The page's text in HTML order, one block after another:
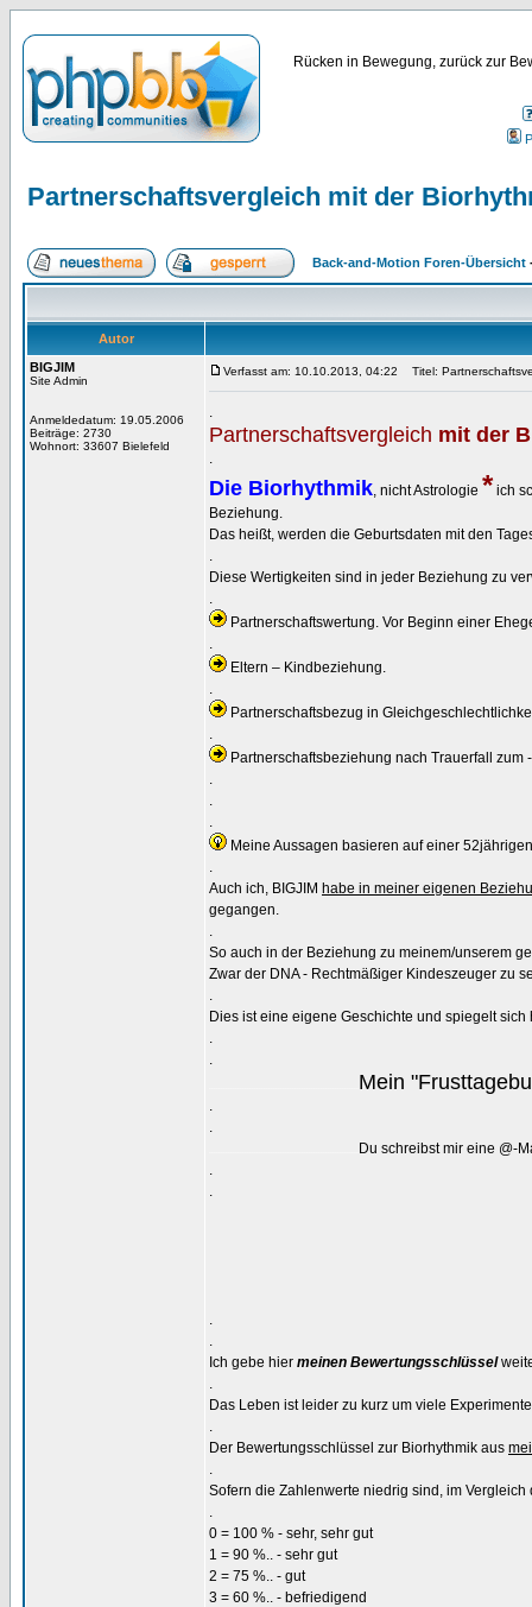
Rücken in Bewegung, zurück zur
Partnerschaftsvergleich mit der
Back-and-Motion Foren-Übersicht
Autor
BIGJIM
Site Admin
Anmeldedatum: 19.05.2006
Beiträge: 2730
Wohnort: 33607 Bielefeld
Verfasst am: 10.10.2013, 04:22 Titel:
.
Partnerschaftsvergleich mit der
.
Die Biorhythmik, nicht Astrologie * ich
Beziehung.
Das heißt, werden die Geburtsdaten mit den
.
Diese Wertigkeiten sind in jeder Beziehung zu
.
Partnerschaftswertung. Vor Beginn einer
.
Eltern – Kindbeziehung.
.
Partnerschaftsbezug in
.
Partnerschaftsbeziehung nach Trauerfall
.
.
.
Meine Aussagen basieren auf einer
.
Auch ich, BIGJIM habe in meiner eigenen
gegangen.
.
So auch in der Beziehung zu meinem/unserem
Zwar der DNA - Rechtmäßiger Kindeszeuger zu
.
Dies ist eine eigene Geschichte und spiegelt
.
.
Mein
.
.
Du schreibst mir eine @-
.
.
.
.
Ich gebe hier meinen Bewertungsschlüssel
.
Das Leben ist leider zu kurz um viele
.
Der Bewertungsschlüssel zur Biorhythmik aus
.
Sofern die Zahlenwerte niedrig sind, im
.
0 = 100 % - sehr, sehr gut
1 = 90 %.. - sehr gut
2 = 75 %.. - gut
3 = 60 %.. - befriedigend